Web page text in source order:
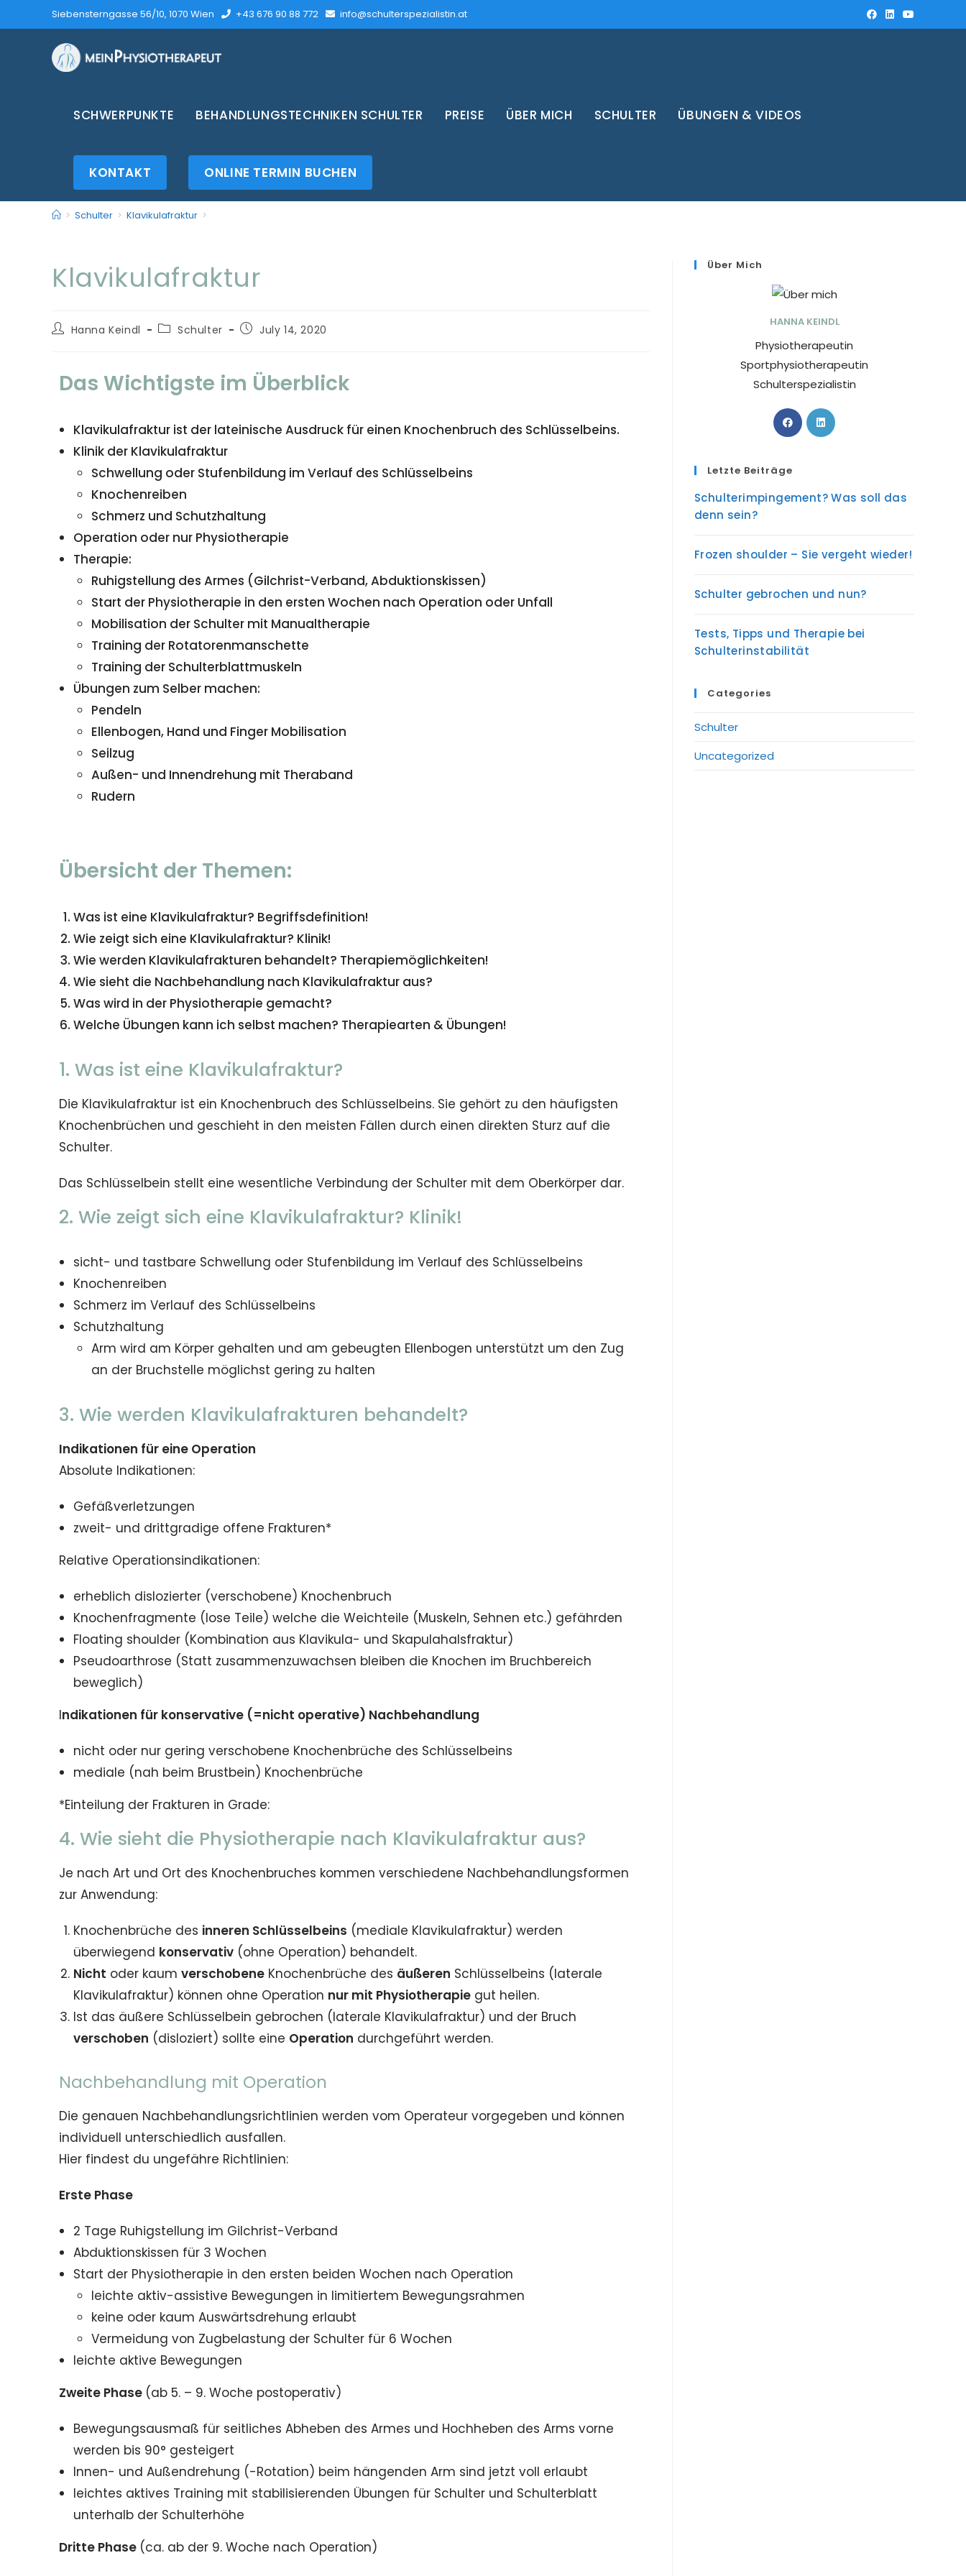
Siebensterngasse 56/10, 1070 Wien +43 676 90 88 772 info@schulterspezialistin.at
SCHWERPUNKTE BEHANDLUNGSTECHNIKEN SCHULTER PREISE ÜBER MICH SCHULTER ÜBUNGEN & VIDEOS
KONTAKT ONLINE TERMIN BUCHEN
> Schulter > Klavikulafraktur >
Klavikulafraktur
Hanna Keindl Schulter July 14, 2020
Das Wichtigste im Überblick
Klavikulafraktur ist der lateinische Ausdruck für einen Knochenbruch des Schlüsselbeins.
Klinik der Klavikulafraktur
Schwellung oder Stufenbildung im Verlauf des Schlüsselbeins
Knochenreiben
Schmerz und Schutzhaltung
Operation oder nur Physiotherapie
Therapie:
Ruhigstellung des Armes (Gilchrist-Verband, Abduktionskissen)
Start der Physiotherapie in den ersten Wochen nach Operation oder Unfall
Mobilisation der Schulter mit Manualtherapie
Training der Rotatorenmanschette
Training der Schulterblattmuskeln
Übungen zum Selber machen:
Pendeln
Ellenbogen, Hand und Finger Mobilisation
Seilzug
Außen- und Innendrehung mit Theraband
Rudern
Übersicht der Themen:
Was ist eine Klavikulafraktur? Begriffsdefinition!
Wie zeigt sich eine Klavikulafraktur? Klinik!
Wie werden Klavikulafrakturen behandelt? Therapiemöglichkeiten!
Wie sieht die Nachbehandlung nach Klavikulafraktur aus?
Was wird in der Physiotherapie gemacht?
Welche Übungen kann ich selbst machen? Therapiearten & Übungen!
1. Was ist eine Klavikulafraktur?
Die Klavikulafraktur ist ein Knochenbruch des Schlüsselbeins. Sie gehört zu den häufigsten
Knochenbrüchen und geschieht in den meisten Fällen durch einen direkten Sturz auf die
Schulter.
Das Schlüsselbein stellt eine wesentliche Verbindung der Schulter mit dem Oberkörper dar.
2. Wie zeigt sich eine Klavikulafraktur? Klinik!
sicht- und tastbare Schwellung oder Stufenbildung im Verlauf des Schlüsselbeins
Knochenreiben
Schmerz im Verlauf des Schlüsselbeins
Schutzhaltung
Arm wird am Körper gehalten und am gebeugten Ellenbogen unterstützt um den Zug
an der Bruchstelle möglichst gering zu halten
3. Wie werden Klavikulafrakturen behandelt?
Indikationen für eine Operation
Absolute Indikationen:
Gefäßverletzungen
zweit- und drittgradige offene Frakturen*
Relative Operationsindikationen:
erheblich dislozierter (verschobene) Knochenbruch
Knochenfragmente (lose Teile) welche die Weichteile (Muskeln, Sehnen etc.) gefährden
Floating shoulder (Kombination aus Klavikula- und Skapulahalsfraktur)
Pseudoarthrose (Statt zusammenzuwachsen bleiben die Knochen im Bruchbereich
beweglich)
Indikationen für konservative (=nicht operative) Nachbehandlung
nicht oder nur gering verschobene Knochenbrüche des Schlüsselbeins
mediale (nah beim Brustbein) Knochenbrüche
*Einteilung der Frakturen in Grade:
4. Wie sieht die Physiotherapie nach Klavikulafraktur aus?
Je nach Art und Ort des Knochenbruches kommen verschiedene Nachbehandlungsformen
zur Anwendung:
Knochenbrüche des inneren Schlüsselbeins (mediale Klavikulafraktur) werden
überwiegend konservativ (ohne Operation) behandelt.
Nicht oder kaum verschobene Knochenbrüche des äußeren Schlüsselbeins (laterale
Klavikulafraktur) können ohne Operation nur mit Physiotherapie gut heilen.
Ist das äußere Schlüsselbein gebrochen (laterale Klavikulafraktur) und der Bruch
verschoben (disloziert) sollte eine Operation durchgeführt werden.
Nachbehandlung mit Operation
Die genauen Nachbehandlungsrichtlinien werden vom Operateur vorgegeben und können
individuell unterschiedlich ausfallen.
Hier findest du ungefähre Richtlinien:
Erste Phase
2 Tage Ruhigstellung im Gilchrist-Verband
Abduktionskissen für 3 Wochen
Start der Physiotherapie in den ersten beiden Wochen nach Operation
leichte aktiv-assistive Bewegungen in limitiertem Bewegungsrahmen
keine oder kaum Auswärtsdrehung erlaubt
Vermeidung von Zugbelastung der Schulter für 6 Wochen
leichte aktive Bewegungen
Zweite Phase (ab 5. – 9. Woche postoperativ)
Bewegungsausmaß für seitliches Abheben des Armes und Hochheben des Arms vorne
werden bis 90° gesteigert
Innen- und Außendrehung (-Rotation) beim hängenden Arm sind jetzt voll erlaubt
leichtes aktives Training mit stabilisierenden Übungen für Schulter und Schulterblatt
unterhalb der Schulterhöhe
Dritte Phase (ca. ab der 9. Woche nach Operation)
Über Mich
HANNA KEINDL
Physiotherapeutin
Sportphysiotherapeutin
Schulterspezialistin
Letzte Beiträge
Schulterimpingement? Was soll das
denn sein?
Frozen shoulder – Sie vergeht wieder!
Schulter gebrochen und nun?
Tests, Tipps und Therapie bei
Schulterinstabilität
Categories
Schulter
Uncategorized